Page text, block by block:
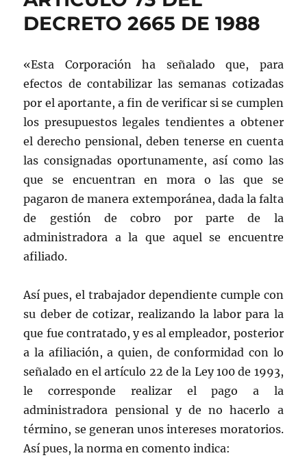
DECRETO 2665 DE 1988
«Esta Corporación ha señalado que, para
efectos de contabilizar las semanas cotizadas
por el aportante, a fin de verificar si se cumplen
los presupuestos legales tendientes a obtener
el derecho pensional, deben tenerse en cuenta
las consignadas oportunamente, así como las
que se encuentran en mora o las que se
pagaron de manera extemporánea, dada la falta
de gestión de cobro por parte de la
administradora a la que aquel se encuentre
afiliado.
Así pues, el trabajador dependiente cumple con
su deber de cotizar, realizando la labor para la
que fue contratado, y es al empleador, posterior
a la afiliación, a quien, de conformidad con lo
señalado en el artículo 22 de la Ley 100 de 1993,
le corresponde realizar el pago a la
administradora pensional y de no hacerlo a
término, se generan unos intereses moratorios.
Así pues, la norma en comento indica: